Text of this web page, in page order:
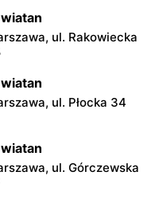
ul. Rakowiecka
ul. Płocka 34
ul. Górczewska